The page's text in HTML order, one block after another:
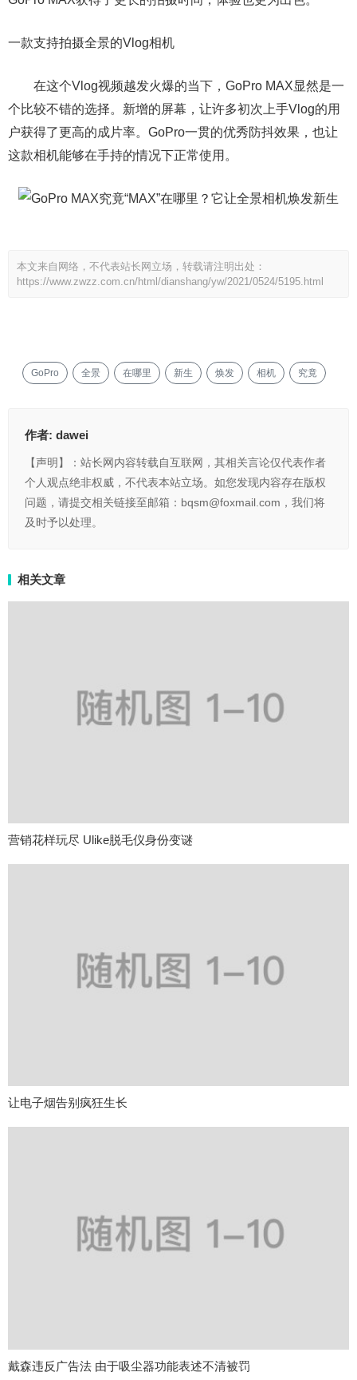
一款支持拍摄全景的Vlog相机
在这个Vlog视频越发火爆的当下，GoPro MAX显然是一
个比较不错的选择。新增的屏幕，让许多初次上手Vlog的用
户获得了更高的成片率。GoPro一贯的优秀防抖效果，也让
这款相机能够在手持的情况下正常使用。
本文来自网络，不代表站长网立场，转载请注明出处：
https://www.zwzz.com.cn/html/dianshang/yw/2021/0524/5195.html
GoPro 全景 在哪里 新生 焕发 相机 究竟
作者: dawei
【声明】：站长网内容转载自互联网，其相关言论仅代表作者
个人观点绝非权威，不代表本站立场。如您发现内容存在版权
问题，请提交相关链接至邮箱：bqsm@foxmail.com，我们将
及时予以处理。
相关文章
营销花样玩尽 Ulike脱毛仪身份变谜
让电子烟告别疯狂生长
戴森违反广告法 由于吸尘器功能表述不清被罚